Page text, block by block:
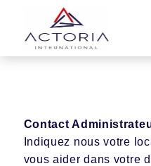
Contact
Indiquez nous votre
vous aider dans votre